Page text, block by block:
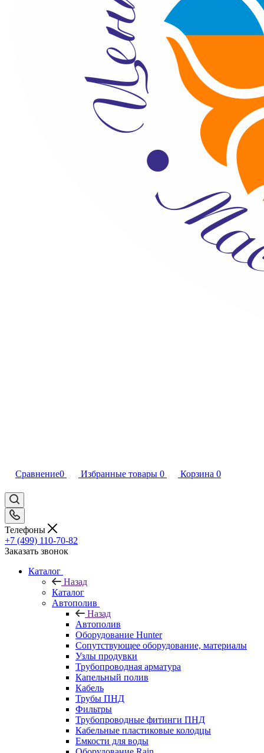
Сравнение0 Избранные товары 0 Корзина 0
Телефоны
+7 (499) 110-70-82
Заказать звонок
Каталог
Назад
Каталог
Автополив
Назад
Автополив
Оборудование Hunter
Сопутствующее оборудование, материалы
Узлы продувки
Трубопроводная арматура
Капельный полив
Кабель
Трубы ПНД
Фильтры
Трубопроводные фитинги ПНД
Кабельные пластиковые колодцы
Емкости для воды